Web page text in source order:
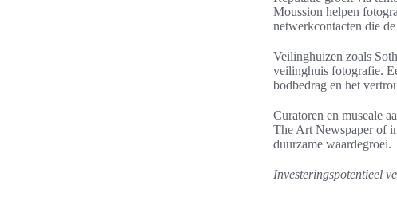
Moussion helpen
netwerkcontacten die
Veilinghuizen zoals
veilinghuis fotografie.
bodbedrag en het
Curatoren en museale
The Art Newspaper of
duurzame waardegroei.
Investeringspotentieel